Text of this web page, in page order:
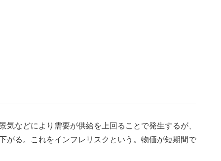
などにより需要が供給を上回ることで発生するが、
がる。これをインフレリスクという。物価が短期間で